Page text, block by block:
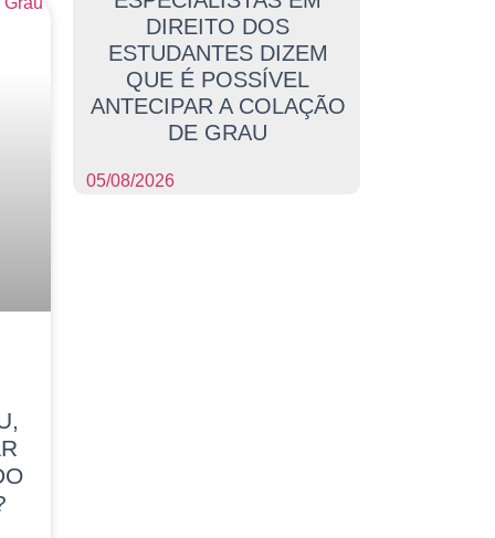
DIREITO DOS
ESTUDANTES DIZEM
QUE É POSSÍVEL
ANTECIPAR A COLAÇÃO
DE GRAU
05/08/2026